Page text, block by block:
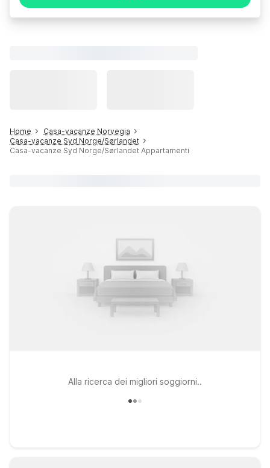
Home
Casa-vacanze Norvegia
Casa-vacanze Syd Norge/Sørlandet
Casa-vacanze Syd Norge/Sørlandet Appartamenti
Alla ricerca dei migliori soggiorni..